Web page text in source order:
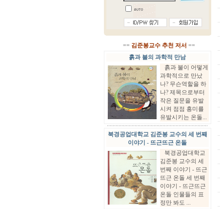
== 김준봉교수 추천 저서 ==
흙과 불의 과학적 만남
흙과 불이 어떻게
과학적으로 만났
나? 무슨역할을 하
나? 제목으로부터
작은 질문을 유발
시켜 점점 흥미를
유발시키는 온돌...
북경공업대학교 김준봉 교수의 세 번째
이야기 - 뜨근뜨근 온돌
북경공업대학교
김준봉 교수의 세
번째 이야기 - 뜨근
뜨근 온돌 세 번째
이야기 - 뜨근뜨근
온돌 인물들의 표
정만 봐도 ...